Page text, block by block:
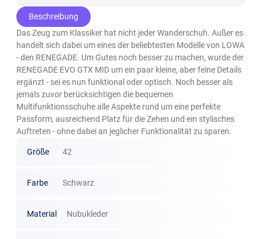
Beschreibung
Das Zeug zum Klassiker hat nicht jeder Wanderschuh. Außer es
handelt sich dabei um eines der beliebtesten Modelle von LOWA
- den RENEGADE. Um Gutes noch besser zu machen, wurde der
RENEGADE EVO GTX MID um ein paar kleine, aber feine Details
ergänzt - sei es nun funktional oder optisch. Noch besser als
jemals zuvor berücksichtigen die bequemen
Multifunktionsschuhe alle Aspekte rund um eine perfekte
Passform, ausreichend Platz für die Zehen und ein stylisches
Auftreten - ohne dabei an jeglicher Funktionalität zu sparen.
Größe 42
Farbe Schwarz
Material Nubukleder